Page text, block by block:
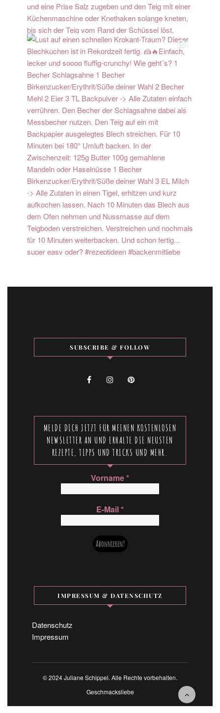
SUBSCRIBE & FOLLOW
MELDE DICH JETZT FÜR MEINEN KOSTENLOSEN
NEWSLETTER AN UND ERHALTE DIE NEUSTEN
REZEPTE, TIPPS UND TRICKS UND MEHR.
Vorname*
E-Mail*
IMPRESSUM & DATENSCHUTZ
Datenschutz
Impressum
© 2024 Juliane Schippel. Alle Rechte vorbehalten.
Geschmacksliebe